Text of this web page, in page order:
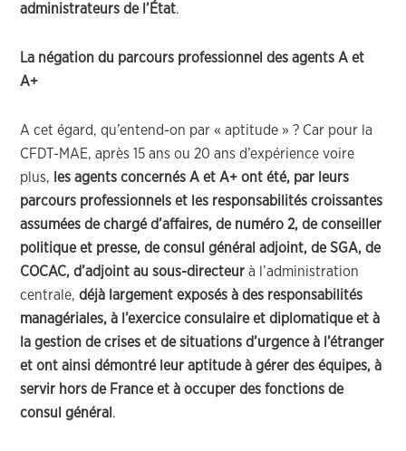
administrateurs de l’État.
La négation du parcours professionnel des agents A et
A+
A cet égard, qu’entend-on par « aptitude » ? Car pour la
CFDT-MAE, après 15 ans ou 20 ans d’expérience voire
plus, les agents concernés A et A+ ont été, par leurs
parcours professionnels et les responsabilités croissantes
assumées de chargé d’affaires, de numéro 2, de conseiller
politique et presse, de consul général adjoint, de SGA, de
COCAC, d’adjoint au sous-directeur à l’administration
centrale, déjà largement exposés à des responsabilités
managériales, à l’exercice consulaire et diplomatique et à
la gestion de crises et de situations d’urgence à l’étranger
et ont ainsi démontré leur aptitude à gérer des équipes, à
servir hors de France et à occuper des fonctions de
consul général .